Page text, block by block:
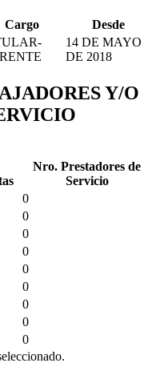
Cargo
Desde
14 DE MAYO
DE 2018
Y/O
Nro. Prestadores de
Servicio
0
0
0
0
0
0
0
0
0